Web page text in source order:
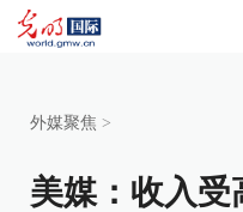
外媒聚焦 >
美媒：收入受